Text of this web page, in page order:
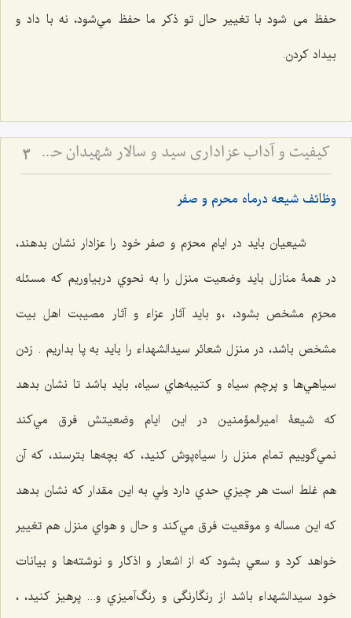
حفظ می شود با تغيير حال تو ذكر ما حفظ مي‌شود، نه با داد و
بيداد كردن.
کیفیت و آداب عزاداری سید و سالار شهیدان حضرت أباعبداللَه الحسین علیه السلام 3
وظائف شيعه درماه محرم و صفر
شيعیان بايد در ايام محرّم و صفر خود را عزادار نشان بدهند،
در همۀ منازل بايد وضعيت منزل را به نحوي دربياوريم كه مسئله
محرّم مشخص بشود، ،و باید آثار عزاء و آثار مصيبت اهل بيت
مشخص باشد، در منزل شعائر سيدالشهداء را بايد به پا بداريم . زدن
سياهي‌ها و پرچم سياه و كتيبه‌هاي سياه، بايد باشد تا نشان بدهد
كه شيعۀ اميرالمؤمنين در اين ايام وضعيتش فرق مي‌كند
نمي‌گوييم تمام منزل را سياه‌پوش كنيد، كه بچه‌ها بترسند، که آن
هم غلط است هر چيزي حدي دارد ولي به این مقدار كه نشان بدهد
كه این مساله و موقعیت فرق مي‌كند و حال و هواي منزل هم تغيير
خواهد كرد و سعي بشود كه از اشعار و اذكار و نوشته‌ها و بیانات
خود سيدالشهداء باشد از رنگارنگی و رنگ‌آميزي و... پرهیز کنید، ،